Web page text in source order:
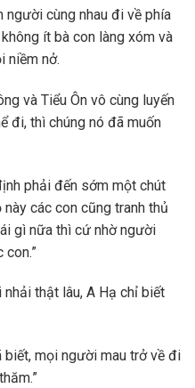
người cùng nhau đi về phía
ít bà con làng xóm và
niềm nở.
và Tiểu Ôn vô cùng luyến
đi, thì chúng nó đã muốn
phải đến sớm một chút
các con cũng tranh thủ
gì nữa thì cứ nhờ người
con.”
thật lâu, A Hạ chỉ biết
biết, mọi người mau trở về đi